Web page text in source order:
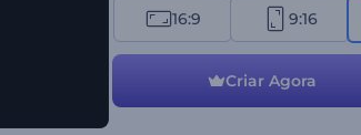
meio de uma introdução eletrizante.
potencialize sua marca!
16:9 9:16
Criar Agora